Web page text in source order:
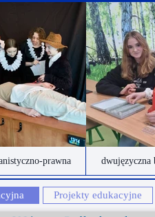
dwujęzyczna
prawna
Projekty edukacyjne